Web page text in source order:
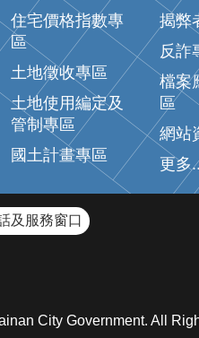
住宅價格指數專
區
土地徵收專區
土地使用編定及
管制專區
國土計畫專區
揭弊
反詐
檔案
區
網站
更多
及服務窗口
City Government. All